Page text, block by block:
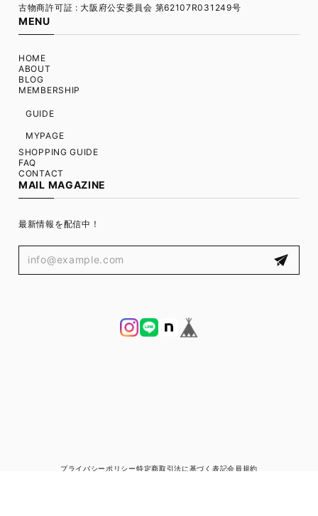
古物商許可証 : 大阪府公安委員会 第62107R031249号
MENU
HOME
ABOUT
BLOG
MEMBERSHIP
GUIDE
MYPAGE
SHOPPING GUIDE
FAQ
CONTACT
MAIL MAGAZINE
最新情報を配信中！
プライバシーポリシー特定商取引法に基づく表記会員規約